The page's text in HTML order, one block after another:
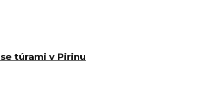
túrami v Pirinu